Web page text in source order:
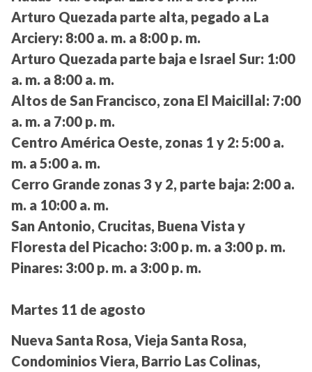
Arturo Quezada parte alta, pegado a La
Arciery: 8:00 a. m. a 8:00 p. m.
Arturo Quezada parte baja e Israel Sur: 1:00
a. m. a 8:00 a. m.
Altos de San Francisco, zona El Maicillal: 7:00
a. m. a 7:00 p. m.
Centro América Oeste, zonas 1 y 2: 5:00 a.
m. a 5:00 a. m.
Cerro Grande zonas 3 y 2, parte baja: 2:00 a.
m. a 10:00 a. m.
San Antonio, Crucitas, Buena Vista y
Floresta del Picacho: 3:00 p. m. a 3:00 p. m.
Pinares: 3:00 p. m. a 3:00 p. m.
Martes 11 de agosto
Nueva Santa Rosa, Vieja Santa Rosa,
Condominios Viera, Barrio Las Colinas,